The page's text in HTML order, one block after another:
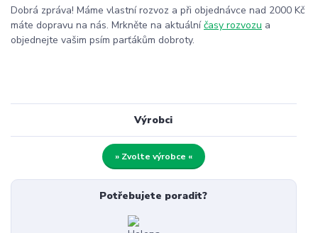
Dobrá zpráva! Máme vlastní rozvoz a při objednávce nad 2000 Kč
máte dopravu na nás. Mrkněte na aktuálníčasy rozvozu a
objednejte vašim psím parťákům dobroty.
Potřebujete poradit?
Výrobci
» Zvolte výrobce «